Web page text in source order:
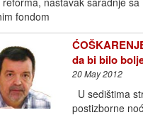
fondom
da bi bilo
20 May 2012
U sedištima
postizborne